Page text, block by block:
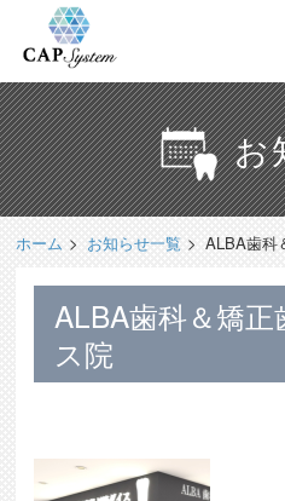
お
ホーム お知らせ一覧 ALBA歯
ALBA歯科＆矯
ス院